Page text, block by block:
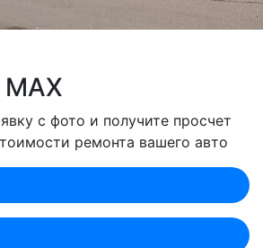
с фото и получите просчет
ремонта вашего авто